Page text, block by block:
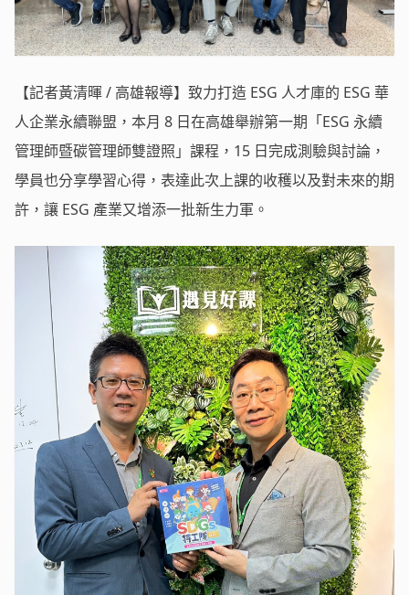
【記者黃清暉 / 高雄報導】致力打造 ESG 人才庫的 ESG 華
人企業永續聯盟，本月 8 日在高雄舉辦第一期「ESG 永續
管理師暨碳管理師雙證照」課程，15 日完成測驗與討論，
學員也分享學習心得，表達此次上課的收穫以及對未來的期
許，讓 ESG 產業又增添一批新生力軍。